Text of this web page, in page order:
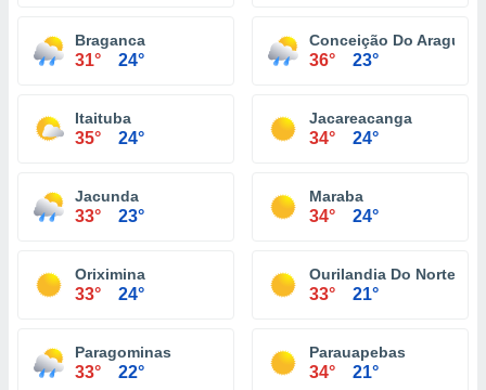
Braganca
31° 24°
Conceição Do Araguaia
36° 23°
Itaituba
35° 24°
Jacareacanga
34° 24°
Jacunda
33° 23°
Maraba
34° 24°
Oriximina
33° 24°
Ourilandia Do Norte
33° 21°
Paragominas
33° 22°
Parauapebas
34° 21°